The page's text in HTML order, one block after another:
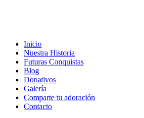
Inicio
Nuestra Historia
Futuras Conquistas
Blog
Donativos
Galería
Comparte tu adoración
Contacto